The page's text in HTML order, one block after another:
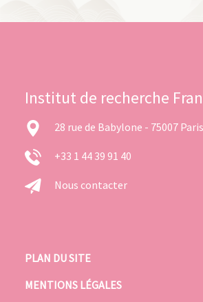
Institut de recherche
28 rue de Babylone - 75007 Paris
+33 1 44 39 91 40
Nous contacter
PLAN DU SITE
MENTIONS LÉGALES